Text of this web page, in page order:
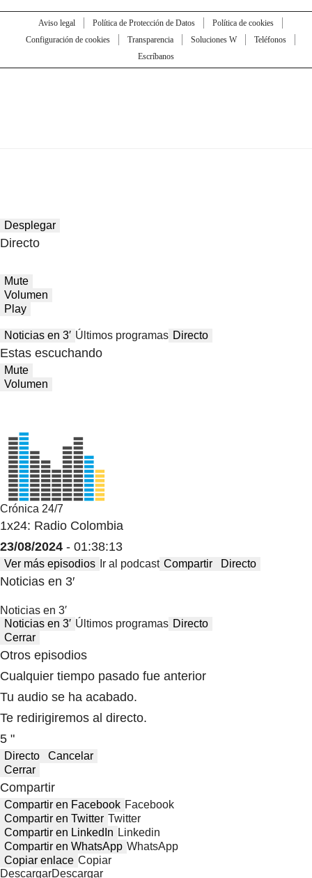
Aviso legal Política de Protección de Datos
Política de cookies
Configuración de cookies
Transparencia Soluciones W
Teléfonos
Escríbanos
Desplegar
Directo
Mute
Volumen
Play
Noticias en 3′ Últimos programas Directo
Estas escuchando
Mute
Volumen
Crónica 24/7
1x24: Radio Colombia
23/08/2024 - 01:38:13
Ver más episodios Ir al podcast Compartir Directo
Noticias en 3′
Noticias en 3′
Noticias en 3′ Últimos programas Directo
Cerrar
Otros episodios
Cualquier tiempo pasado fue anterior
Tu audio se ha acabado.
Te redirigiremos al directo.
5 "
Directo
Cancelar
Cerrar
Compartir
Compartir en Facebook Facebook
Compartir en Twitter Twitter
Compartir en LinkedIn Linkedin
Compartir en WhatsApp WhatsApp
Copiar enlace Copiar
DescargarDescargar